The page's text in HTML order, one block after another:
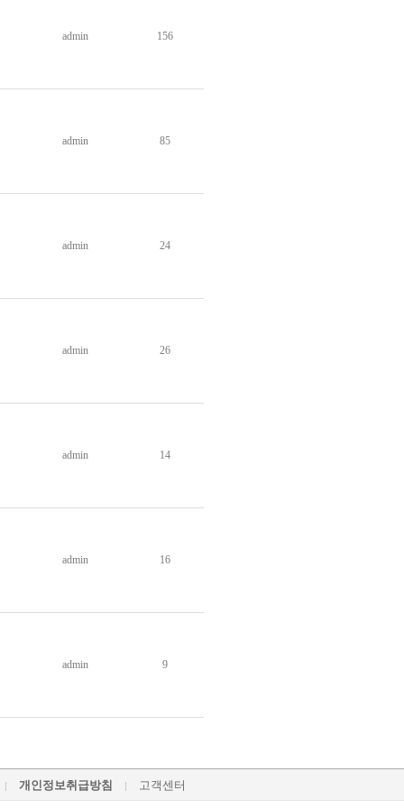
admin 156
admin 85
admin 24
admin 26
admin 14
admin 16
admin 9
개인정보취급방침 고객센터